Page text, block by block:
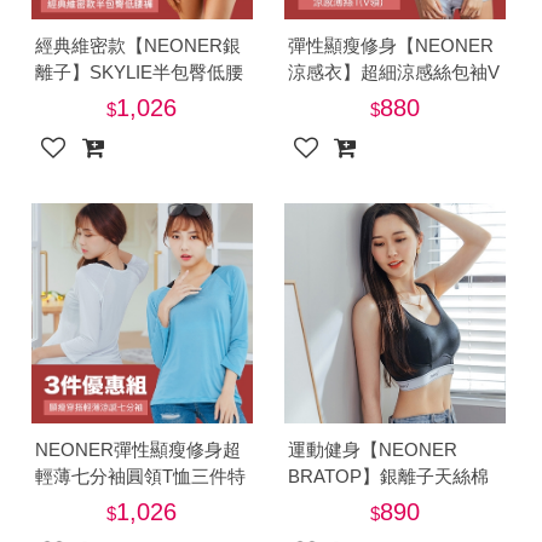
經典維密款【NEONER銀
離子】SKYLIE半包臀低腰
抗菌內褲三件特惠組-美
1,026
彈性顯瘦修身【NEONER
涼感衣】超細涼感絲包袖V
領T恤三件特惠組-美
880
NEONER彈性顯瘦修身超
輕薄七分袖圓領T恤三件特
1,026
運動健身【NEONER
BRATOP】銀離子天絲棉
無鋼圈胸罩內衣-美
890